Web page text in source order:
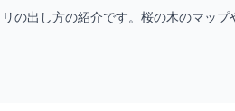
の出し方の紹介です。桜の木のマップ